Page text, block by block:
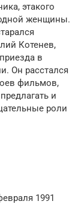
этакого
женщины.
Котенев,
в
Он расстался
фильмов,
и
роли
1991